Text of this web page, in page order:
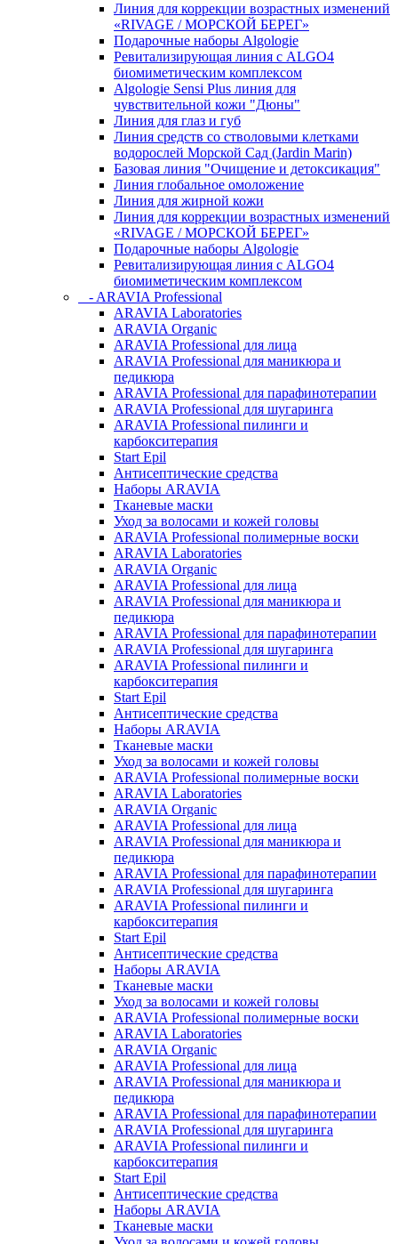
Линия для коррекции возрастных изменений
«RIVAGE / МОРСКОЙ БЕРЕГ»
Подарочные наборы Algologie
Ревитализирующая линия с ALGO4
биомиметическим комплексом
Algologie Sensi Plus линия для
чувcтвительной кожи "Дюны"
Линия для глаз и губ
Линия средств со стволовыми клетками
водорослей Морской Сад (Jardin Marin)
Базовая линия "Очищение и детоксикация"
Линия глобальное омоложение
Линия для жирной кожи
Линия для коррекции возрастных изменений
«RIVAGE / МОРСКОЙ БЕРЕГ»
Подарочные наборы Algologie
Ревитализирующая линия с ALGO4
биомиметическим комплексом
- ARAVIA Professional
ARAVIA Laboratories
ARAVIA Organic
ARAVIA Professional для лица
ARAVIA Professional для маникюра и
педикюра
ARAVIA Professional для парафинотерапии
ARAVIA Professional для шугаринга
ARAVIA Professional пилинги и
карбокситерапия
Start Epil
Антисептические средства
Наборы ARAVIA
Тканевые маски
Уход за волосами и кожей головы
ARAVIA Professional полимерные воски
ARAVIA Laboratories
ARAVIA Organic
ARAVIA Professional для лица
ARAVIA Professional для маникюра и
педикюра
ARAVIA Professional для парафинотерапии
ARAVIA Professional для шугаринга
ARAVIA Professional пилинги и
карбокситерапия
Start Epil
Антисептические средства
Наборы ARAVIA
Тканевые маски
Уход за волосами и кожей головы
ARAVIA Professional полимерные воски
ARAVIA Laboratories
ARAVIA Organic
ARAVIA Professional для лица
ARAVIA Professional для маникюра и
педикюра
ARAVIA Professional для парафинотерапии
ARAVIA Professional для шугаринга
ARAVIA Professional пилинги и
карбокситерапия
Start Epil
Антисептические средства
Наборы ARAVIA
Тканевые маски
Уход за волосами и кожей головы
ARAVIA Professional полимерные воски
ARAVIA Laboratories
ARAVIA Organic
ARAVIA Professional для лица
ARAVIA Professional для маникюра и
педикюра
ARAVIA Professional для парафинотерапии
ARAVIA Professional для шугаринга
ARAVIA Professional пилинги и
карбокситерапия
Start Epil
Антисептические средства
Наборы ARAVIA
Тканевые маски